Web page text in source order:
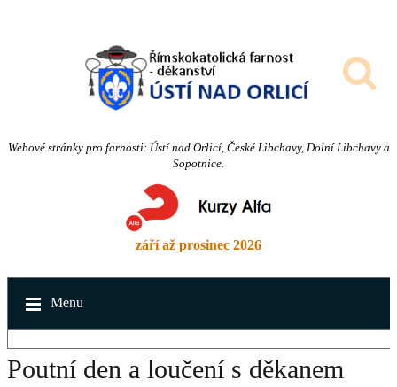
Webové stránky pro farnosti: Ústí nad Orlicí, České Libchavy, Dolní Libchavy a
Sopotnice.
září až prosinec 2026
Menu
Poutní den a loučení s děkanem